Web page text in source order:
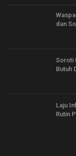
dan
Soroti
Butuh
Laju
Rutin